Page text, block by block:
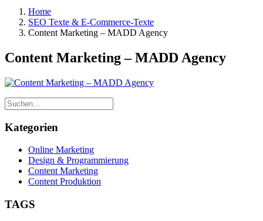
Home
SEO Texte & E-Commerce-Texte
Content Marketing – MADD Agency
Content Marketing – MADD Agency
Kategorien
Online Marketing
Design & Programmierung
Content Marketing
Content Produktion
TAGS